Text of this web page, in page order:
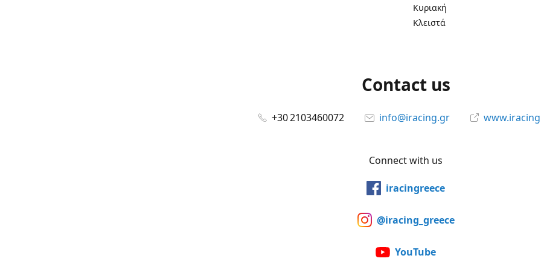
Κυριακή
Κλειστά
Contact us
+30 2103460072 info@iracing.gr
Connect with us
iracingreece
@iracing_greece
YouTube